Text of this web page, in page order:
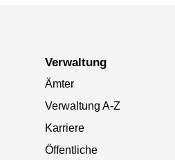
Verwaltung
Ämter
Verwaltung A-Z
Karriere
Öffentliche